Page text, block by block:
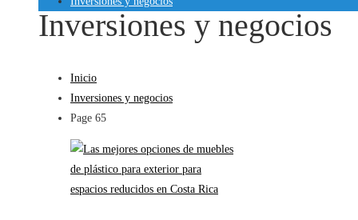
Inversiones y negocios
Inicio
Inversiones y negocios
Page 65